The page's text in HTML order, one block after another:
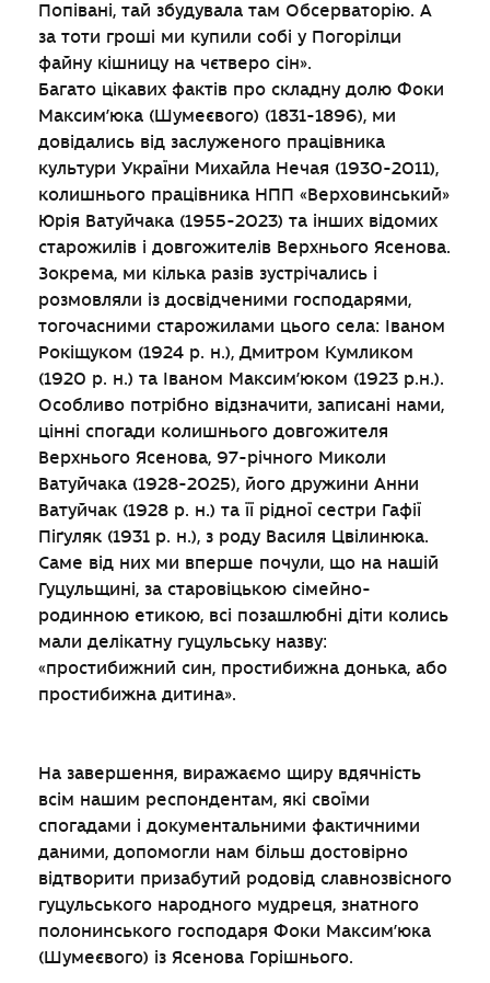
Попівані, тай збудувала там Обсерваторію. А
за тоти гроші ми купили собі у Погорілци
файну кішницу на чєтверо сін».
Багато цікавих фактів про складну долю Фоки
Максим’юка (Шумеєвого) (1831-1896), ми
довідались від заслуженого працівника
культури України Михайла Нечая (1930-2011),
колишнього працівника НПП «Верховинський»
Юрія Ватуйчака (1955-2023) та інших відомих
старожилів і довгожителів Верхнього Ясенова.
Зокрема, ми кілька разів зустрічались і
розмовляли із досвідченими господарями,
тогочасними старожилами цього села: Іваном
Рокіщуком (1924 р. н.), Дмитром Кумликом
(1920 р. н.) та Іваном Максим’юком (1923 р.н.).
Особливо потрібно відзначити, записані нами,
цінні спогади колишнього довгожителя
Верхнього Ясенова, 97-річного Миколи
Ватуйчака (1928-2025), його дружини Анни
Ватуйчак (1928 р. н.) та її рідної сестри Гафії
Піґуляк (1931 р. н.), з роду Василя Цвілинюка.
Саме від них ми вперше почули, що на нашій
Гуцульщині, за старовіцькою сімейно-
родинною етикою, всі позашлюбні діти колись
мали делікатну гуцульську назву:
«простибижний син, простибижна донька, або
простибижна дитина».
На завершення, виражаємо щиру вдячність
всім нашим респондентам, які своїми
спогадами і документальними фактичними
даними, допомогли нам більш достовірно
відтворити призабутий родовід славнозвісного
гуцульського народного мудреця, знатного
полонинського господаря Фоки Максим’юка
(Шумеєвого) із Ясенова Горішнього.